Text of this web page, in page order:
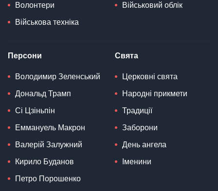
Волонтери
Військова техніка
Військовий облік
Персони
Володимир Зеленський
Дональд Трамп
Сі Цзіньпін
Еммануель Макрон
Валерій Залужний
Кирило Буданов
Петро Порошенко
Свята
Церковні свята
Народні прикмети
Традиції
Заборони
День ангела
Іменини